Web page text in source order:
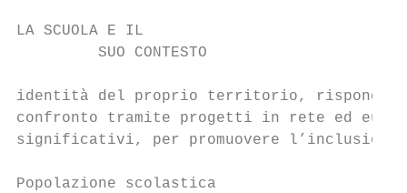
LA SCUOLA E IL
SUO CONTESTO
identità del proprio territorio,
confronto tramite progetti in rete ed
significativi, per promuovere
Popolazione scolastica